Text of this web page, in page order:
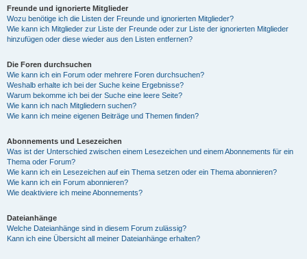
Freunde und ignorierte Mitglieder
Wozu benötige ich die Listen der Freunde und ignorierten Mitglieder?
Wie kann ich Mitglieder zur Liste der Freunde oder zur Liste der ignorierten Mitglieder
hinzufügen oder diese wieder aus den Listen entfernen?
Die Foren durchsuchen
Wie kann ich ein Forum oder mehrere Foren durchsuchen?
Weshalb erhalte ich bei der Suche keine Ergebnisse?
Warum bekomme ich bei der Suche eine leere Seite?
Wie kann ich nach Mitgliedern suchen?
Wie kann ich meine eigenen Beiträge und Themen finden?
Abonnements und Lesezeichen
Was ist der Unterschied zwischen einem Lesezeichen und einem Abonnements für ein
Thema oder Forum?
Wie kann ich ein Lesezeichen auf ein Thema setzen oder ein Thema abonnieren?
Wie kann ich ein Forum abonnieren?
Wie deaktiviere ich meine Abonnements?
Dateianhänge
Welche Dateianhänge sind in diesem Forum zulässig?
Kann ich eine Übersicht all meiner Dateianhänge erhalten?